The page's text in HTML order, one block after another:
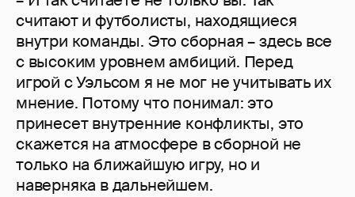
считают и футболисты, находящиеся
внутри команды. Это сборная – здесь все
с высоким уровнем амбиций. Перед
игрой с Уэльсом я не мог не учитывать их
мнение. Потому что понимал: это
принесет внутренние конфликты, это
скажется на атмосфере в сборной не
только на ближайшую игру, но и
наверняка в дальнейшем.